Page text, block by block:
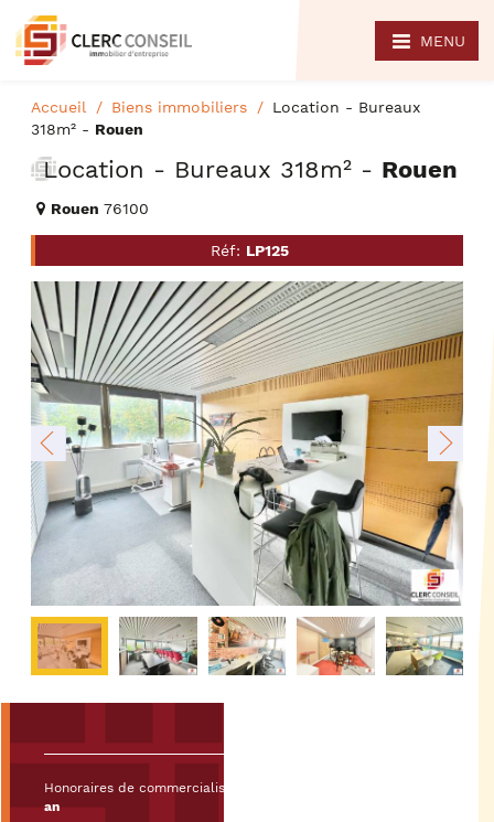
MENU
Accueil Biens immobiliers
Location - Bureaux
318m² - Rouen
Location - Bureaux 318m² - Rouen
Rouen 76100
Réf: LP125
Honoraires de commercialisation :
an